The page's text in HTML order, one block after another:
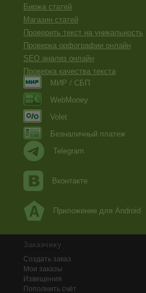
Биржа статей
Магазин статей
Проверить текст на уникальность
Проверка орфографии онлайн
SEO анализ онлайн
Проверка качества текста
МИР / СБП
WebMoney
Volet
Безналичный платеж
Telegram
Вконтакте
Приложение для Android
Заказчику
Создать заказ
Мои заказы
Извещения
Пополнить счёт